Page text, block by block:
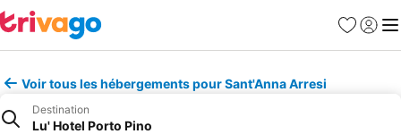
Favoris
Se
Voir tous les hébergements pour Sant'Anna Arresi
Destination
Lu' Hotel Porto Pino